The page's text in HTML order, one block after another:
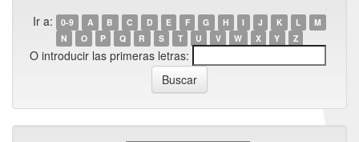
Ir a: 0-9 A B C D E F G H I J K L
M
N
O P Q R S T U V W X Y Z
O introducir las primeras letras: